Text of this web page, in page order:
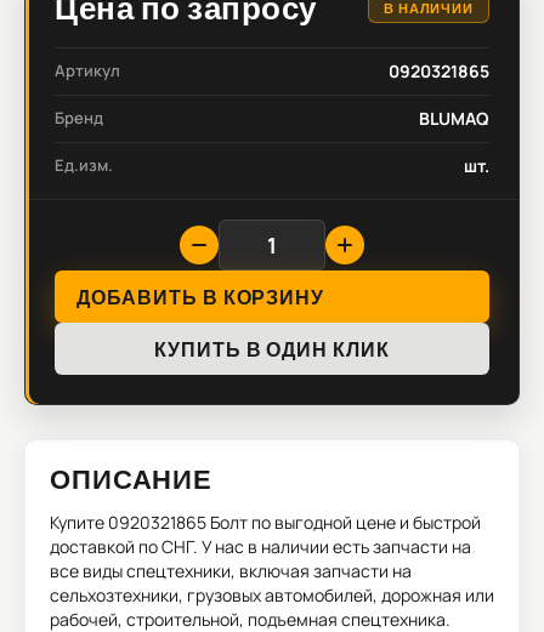
В НАЛИЧИИ
Артикул 0920321865
Бренд BLUMAQ
Ед.изм. шт.
ДОБАВИТЬ В КОРЗИНУ
КУПИТЬ В ОДИН КЛИК
ОПИСАНИЕ
Купите 0920321865 Болт по выгодной цене и быстрой
доставкой по СНГ. У нас в наличии есть запчасти на
все виды спецтехники, включая запчасти на
сельхозтехники, грузовых автомобилей, дорожная или
рабочей, строительной, подъемная спецтехника.